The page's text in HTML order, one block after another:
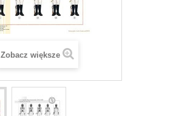
Zobacz większe